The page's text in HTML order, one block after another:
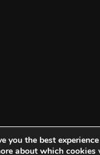
you the best
about which